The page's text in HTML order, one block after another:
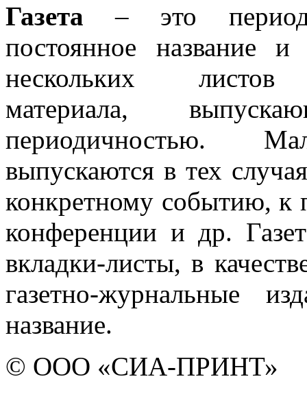
Газета – это
постоянное название
нескольких листов
материала,
периодичностью.
выпускаются в тех
конкретному событию, к
конференции и др.
вкладки-листы, в
газетно-журнальные
название.
© ООО «СИА-ПРИНТ»